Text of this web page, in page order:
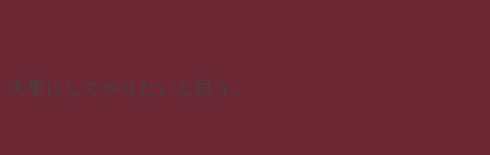
大事にしてやりたいと思う。